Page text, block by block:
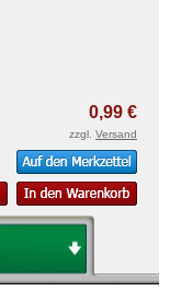
0,99 €
zzgl. Versand